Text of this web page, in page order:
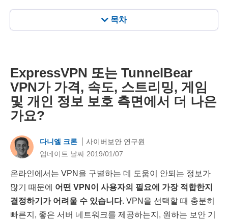
목차
ExpressVPN 또는 TunnelBear
VPN가 가격, 속도, 스트리밍, 게임
및 개인 정보 보호 측면에서 더 나은
가요?
다니엘 크론
사이버보안 연구원
업데이트 날짜 2019/01/07
온라인에서는 VPN을 구별하는 데 도움이 안되는 정보가
많기 때문에 어떤 VPN이 사용자의 필요에 가장 적합한지
결정하기가 어려울 수 있습니다. VPN을 선택할 때 충분히
빠른지, 좋은 서버 네트워크를 제공하는지, 원하는 보안 기